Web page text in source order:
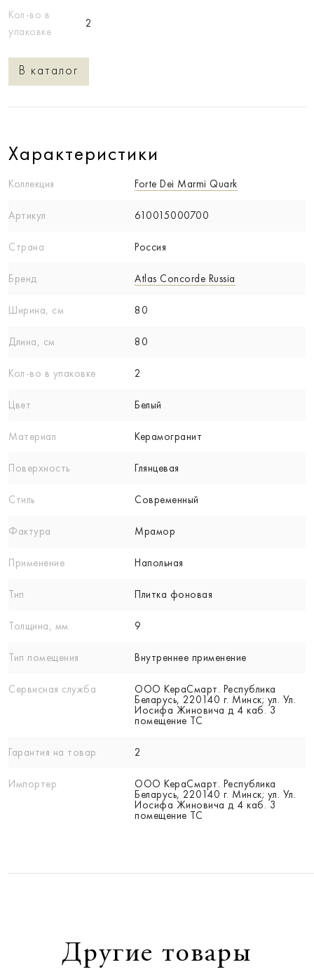
Кол-во в
упаковке
2
В каталог
Характеристики
Коллекция Forte Dei Marmi Quark
Артикул 610015000700
Страна Россия
Бренд Atlas Concorde Russia
Ширина, см 80
Длина, см 80
Кол-вo в упаковке 2
Цвет Белый
Материал Керамогранит
Поверхность Глянцевая
Стиль Современный
Фактура Мрамор
Применение Напольная
Тип Плитка фоновая
Толщина, мм 9
Тип помещения Внутреннее применение
Сервисная служба
ООО КераСмарт. Республика
Беларусь, 220140 г. Минск; ул. Ул.
Иосифа Жиновича д 4 каб. 3
помещение ТС
Гарантия на товар 2
Импортер
ООО КераСмарт. Республика
Беларусь, 220140 г. Минск; ул. Ул.
Иосифа Жиновича д 4 каб. 3
помещение ТС
Другие товары